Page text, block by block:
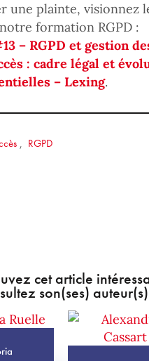
une plainte, visionnez
formation RGPD :
– RGPD et gestion
: cadre légal et
– Lexing.
, RGPD
cet article
son(ses) auteur(s)